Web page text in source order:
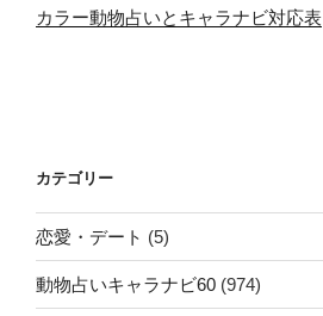
カラー動物占いとキャラナビ対応表
カテゴリー
恋愛・デート (5)
動物占いキャラナビ60 (974)